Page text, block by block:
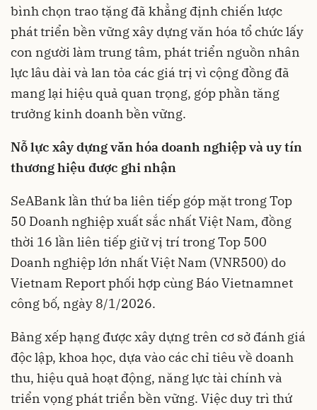
bình chọn trao tặng đã khẳng định chiến lược
phát triển bền vững xây dựng văn hóa tổ chức lấy
con người làm trung tâm, phát triển nguồn nhân
lực lâu dài và lan tỏa các giá trị vì cộng đồng đã
mang lại hiệu quả quan trọng, góp phần tăng
trưởng kinh doanh bền vững.
Nỗ lực xây dựng văn hóa doanh nghiệp và uy tín
thương hiệu được ghi nhận
SeABank lần thứ ba liên tiếp góp mặt trong Top
50 Doanh nghiệp xuất sắc nhất Việt Nam, đồng
thời 16 lần liên tiếp giữ vị trí trong Top 500
Doanh nghiệp lớn nhất Việt Nam (VNR500) do
Vietnam Report phối hợp cùng Báo Vietnamnet
công bố, ngày 8/1/2026.
Bảng xếp hạng được xây dựng trên cơ sở đánh giá
độc lập, khoa học, dựa vào các chỉ tiêu về doanh
thu, hiệu quả hoạt động, năng lực tài chính và
triển vọng phát triển bền vững. Việc duy trì thứ